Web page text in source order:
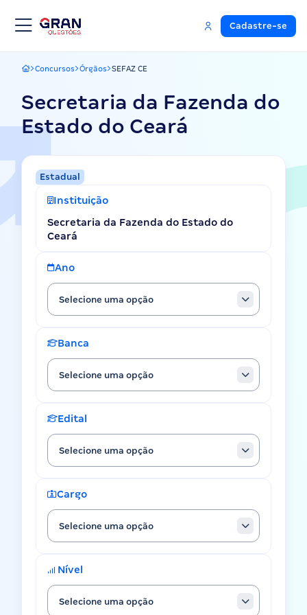
Cadastre-se
Gran Questões
Concursos Órgãos SEFAZ CE
Secretaria da Fazenda do
Estado do Ceará
Estadual
Instituição
Secretaria da Fazenda do Estado do
Ceará
Ano
Selecione uma opção
Banca
Selecione uma opção
Edital
Selecione uma opção
Cargo
Selecione uma opção
Nível
Selecione uma opção